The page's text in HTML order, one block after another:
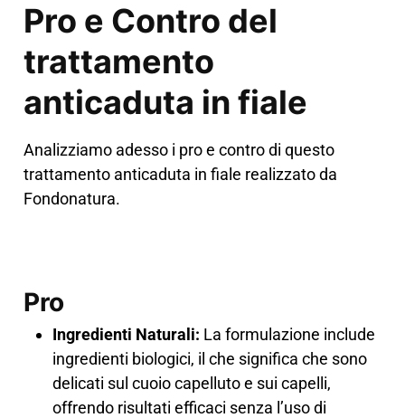
Pro e Contro del
trattamento
anticaduta in fiale
Analizziamo adesso i pro e contro di questo
trattamento anticaduta in fiale realizzato da
Fondonatura.
Pro
Ingredienti Naturali: La formulazione include
ingredienti biologici, il che significa che sono
delicati sul cuoio capelluto e sui capelli,
offrendo risultati efficaci senza l’uso di